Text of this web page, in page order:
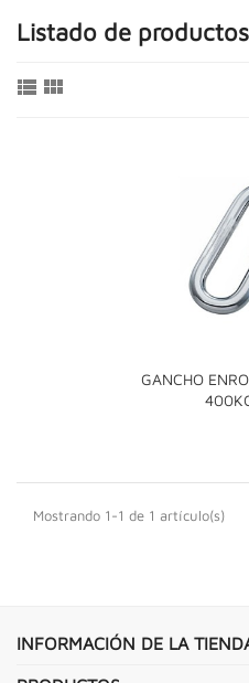
Listado de
 
GANCHO
Mostrando 1-1 de 1 artículo(s)
INFORMACIÓN DE LA